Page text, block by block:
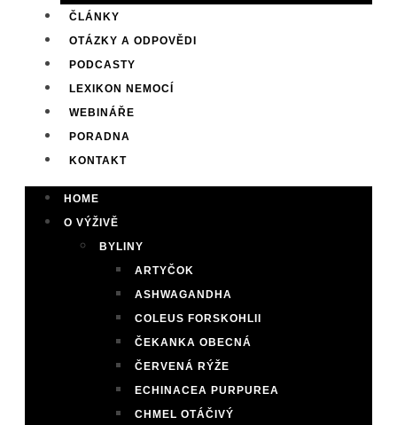
ČLÁNKY
OTÁZKY A ODPOVĚDI
PODCASTY
LEXIKON NEMOCÍ
WEBINÁŘE
PORADNA
KONTAKT
HOME
O VÝŽIVĚ
BYLINY
ARTYČOK
ASHWAGANDHA
COLEUS FORSKOHLII
ČEKANKA OBECNÁ
ČERVENÁ RÝŽE
ECHINACEA PURPUREA
CHMEL OTÁČIVÝ